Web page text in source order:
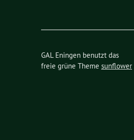
GAL Eningen benutzt das
freie grüne Theme sunflower